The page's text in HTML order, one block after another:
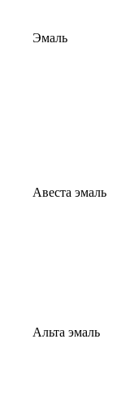
Эмаль
Авеста эмаль
Альта эмаль